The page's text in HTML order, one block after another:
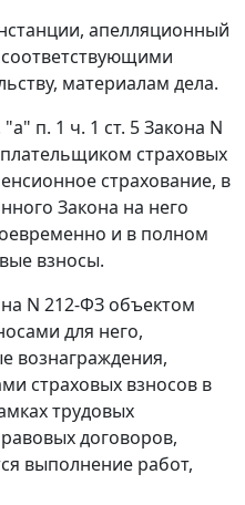
апелляционный
материалам дела.
п. 1 ч. 1 ст. 5Закона N
страховых
страхование, в
Закона на него
и в полном
взносы.
N 212-ФЗ объектом
для него,
вознаграждения,
страховых взносов в
трудовых
договоров,
выполнение работ,